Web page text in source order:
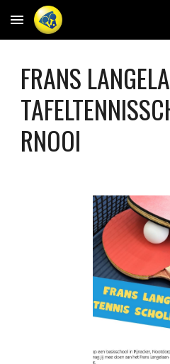
Skip to main content
FRANS
RNOOI